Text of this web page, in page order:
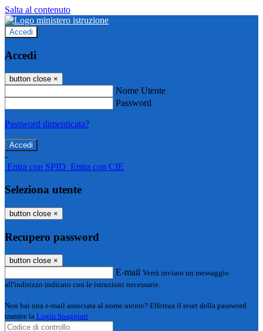
Salta al contenuto
Accedi
Accedi
button close ×
Nome Utente
Password
Password dimenticata?
-
Entra con SPID Entra con CIE
Seleziona utente
button close ×
Recupero password
button close ×
E-mail Verrà inviato un messaggio
all'indirizzo indicato con le istruzioni necessarie.
Non hai una e-mail associata al nome utente? Effettua il reset della password
tramite la Login Spaggiari